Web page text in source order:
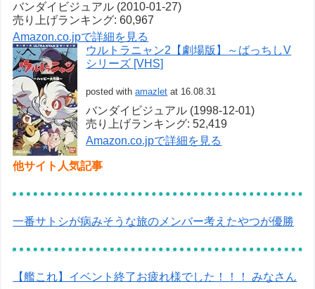
バンダイビジュアル (2010-01-27)
売り上げランキング: 60,967
Amazon.co.jpで詳細を見る
ウルトラニャン2【劇場版】～ばっちしV
シリーズ [VHS]
posted withamazlet at 16.08.31
バンダイビジュアル (1998-12-01)
売り上げランキング: 52,419
Amazon.co.jpで詳細を見る
他サイト人気記事
一番サトシが病みそうな旅のメンバー考えたやつが優勝
【艦これ】イベント終了お疲れ様でした！！！ みなさん